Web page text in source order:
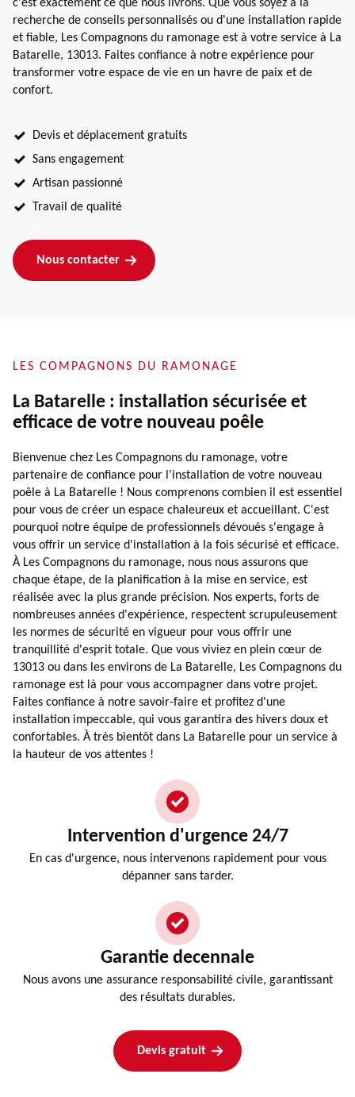
c'est exactement ce que nous livrons. Que vous soyez à la
recherche de conseils personnalisés ou d'une installation rapide
et fiable, Les Compagnons du ramonage est à votre service à La
Batarelle, 13013. Faites confiance à notre expérience pour
transformer votre espace de vie en un havre de paix et de
confort.
Devis et déplacement gratuits
Sans engagement
Artisan passionné
Travail de qualité
Nous contacter
LES COMPAGNONS DU RAMONAGE
La Batarelle : installation sécurisée et
efficace de votre nouveau poêle
Bienvenue chez Les Compagnons du ramonage, votre
partenaire de confiance pour l'installation de votre nouveau
poêle à La Batarelle ! Nous comprenons combien il est essentiel
pour vous de créer un espace chaleureux et accueillant. C'est
pourquoi notre équipe de professionnels dévoués s'engage à
vous offrir un service d'installation à la fois sécurisé et efficace.
À Les Compagnons du ramonage, nous nous assurons que
chaque étape, de la planification à la mise en service, est
réalisée avec la plus grande précision. Nos experts, forts de
nombreuses années d'expérience, respectent scrupuleusement
les normes de sécurité en vigueur pour vous offrir une
tranquillité d'esprit totale. Que vous viviez en plein cœur de
13013 ou dans les environs de La Batarelle, Les Compagnons du
ramonage est là pour vous accompagner dans votre projet.
Faites confiance à notre savoir-faire et profitez d'une
installation impeccable, qui vous garantira des hivers doux et
confortables. À très bientôt dans La Batarelle pour un service à
la hauteur de vos attentes !
Intervention d'urgence 24/7
En cas d'urgence, nous intervenons rapidement pour vous
dépanner sans tarder.
Garantie decennale
Nous avons une assurance responsabilité civile, garantissant
des résultats durables.
Devis gratuit